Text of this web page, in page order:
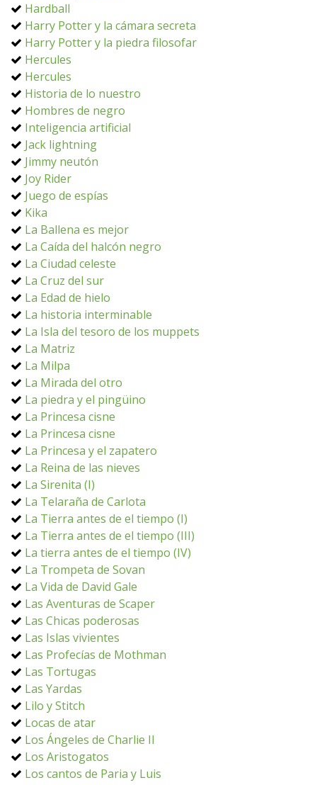
Hardball
Harry Potter y la cámara secreta
Harry Potter y la piedra filosofar
Hercules
Hercules
Historia de lo nuestro
Hombres de negro
Inteligencia artificial
Jack lightning
Jimmy neutón
Joy Rider
Juego de espías
Kika
La Ballena es mejor
La Caída del halcón negro
La Ciudad celeste
La Cruz del sur
La Edad de hielo
La historia interminable
La Isla del tesoro de los muppets
La Matriz
La Milpa
La Mirada del otro
La piedra y el pingüino
La Princesa cisne
La Princesa cisne
La Princesa y el zapatero
La Reina de las nieves
La Sirenita (I)
La Telaraña de Carlota
La Tierra antes de el tiempo (I)
La Tierra antes de el tiempo (III)
La tierra antes de el tiempo (IV)
La Trompeta de Sovan
La Vida de David Gale
Las Aventuras de Scaper
Las Chicas poderosas
Las Islas vivientes
Las Profecías de Mothman
Las Tortugas
Las Yardas
Lilo y Stitch
Locas de atar
Los Ángeles de Charlie II
Los Aristogatos
Los cantos de Paria y Luis